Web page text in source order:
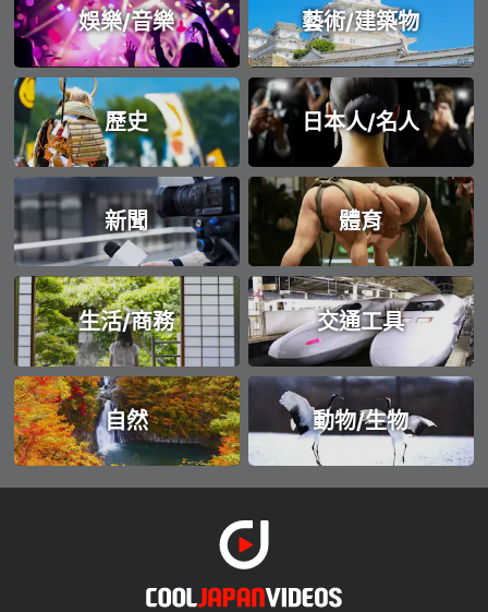
娛樂/音樂 藝術/建築物
歷史 日本人/名人
新聞 體育
生活/商務 交通工具
自然 動物/生物